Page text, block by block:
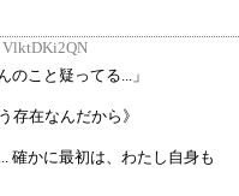
VlktDKi2QN
のこと疑ってる...」
存在なんだから》
確かに最初は、わたし自身も